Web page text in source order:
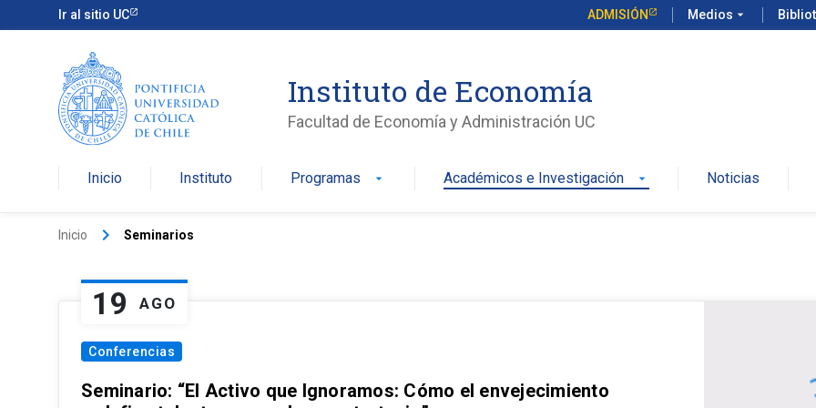
Ir al sitio UC ADMISIÓN Medios arrow_drop_down
Instituto de Economía
Facultad de Economía y Administración UC
Inicio Instituto Programas arrow_drop_down Académicos e Investigación arrow_drop_down Noticias
Inicio keyboard_arrow_right Seminarios
19 AGO
Conferencias
Seminario: “El Activo que Ignoramos: Cómo el envejecimiento